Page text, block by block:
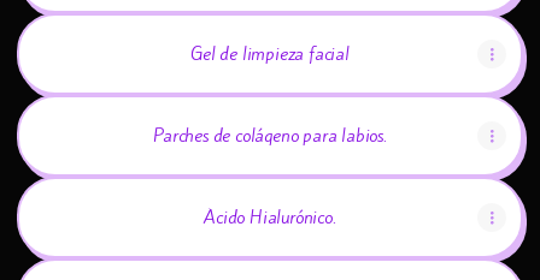
Gel de limpieza facial
Parches de colágeno para labios.
Ácido Hialurónico.